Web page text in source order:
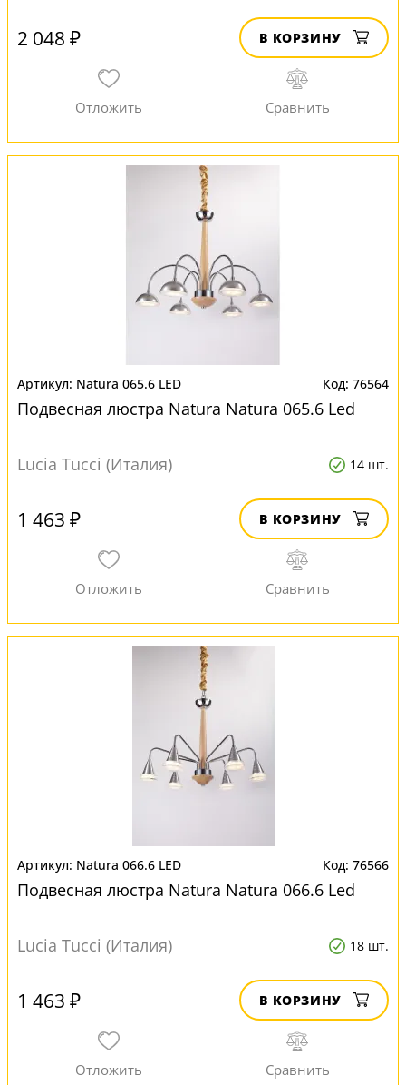
2 048 ₽ В КОРЗИНУ
Natura 065.6 LED 76564
Подвесная люстра Natura Natura 065.6 Led
Lucia Tucci (Италия) 14 шт.
1 463 ₽ В КОРЗИНУ
Natura 066.6 LED 76566
Подвесная люстра Natura Natura 066.6 Led
Lucia Tucci (Италия) 18 шт.
1 463 ₽ В КОРЗИНУ